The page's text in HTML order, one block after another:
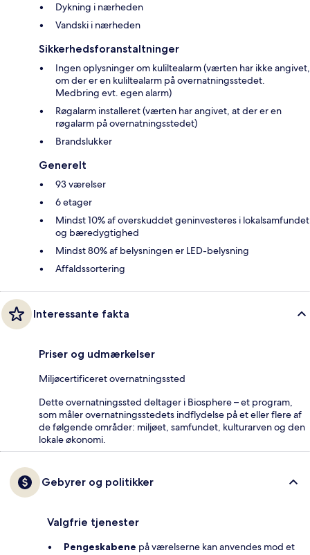
Dykning i nærheden
Vandski i nærheden
Sikkerhedsforanstaltninger
Ingen oplysninger om kuliltealarm (værten har ikke angivet,
om der er en kuliltealarm på overnatningsstedet.
Medbring evt. egen alarm)
Røgalarm installeret (værten har angivet, at der er en
røgalarm på overnatningsstedet)
Brandslukker
Generelt
93 værelser
6 etager
Mindst 10% af overskuddet geninvesteres i lokalsamfundet
og bæredygtighed
Mindst 80% af belysningen er LED-belysning
Affaldssortering
Interessante fakta
Priser og udmærkelser
Miljøcertificeret overnatningssted
Dette overnatningssted deltager i Biosphere – et program,
som måler overnatningsstedets indflydelse på et eller flere af
de følgende områder: miljøet, samfundet, kulturarven og den
lokale økonomi.
Gebyrer og politikker
Valgfrie tjenester
Pengeskabene på værelserne kan anvendes mod et